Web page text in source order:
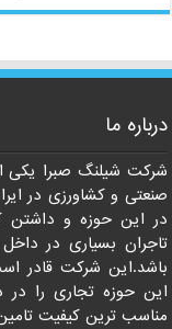
درباره ما
شرکت شیلنگ صبرا یکی
صنعتی و کشاورزی در
در این حوزه و داشتن
تاجران بسیاری در
باشد.این شرکت قادر
این حوزه تجاری را
مناسب ترین کیفیت